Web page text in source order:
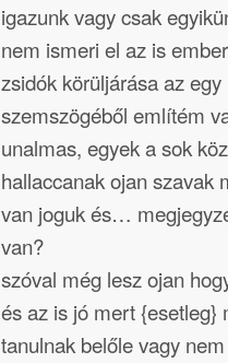
igazunk vagy csak
nem ismeri el az is
zsidók körüljárása az
szemszögéből említém
unalmas, egyek a sok
hallaccanak ojan szavak
van joguk és…
van?
szóval még lesz ojan
és az is jó mert {esetleg}
tanulnak belőle vagy